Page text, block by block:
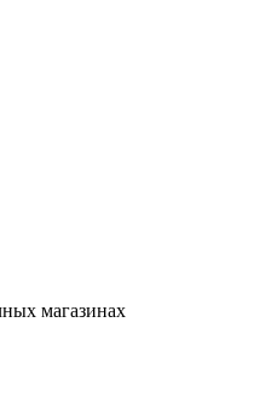
магазинах